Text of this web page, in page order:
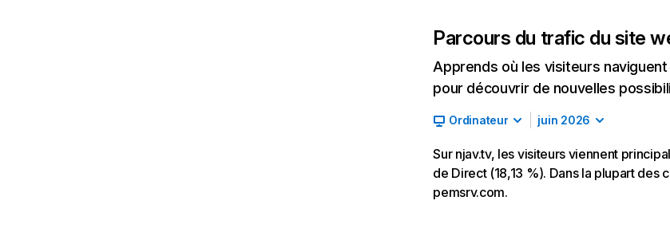
Parcours du trafic du site
Apprends où les visiteurs
pour découvrir de nouvelles
Ordinateur juin 2026
Sur njav.tv, les visiteurs viennent
de Direct (18,13 %). Dans la plupart des
pemsrv.com.